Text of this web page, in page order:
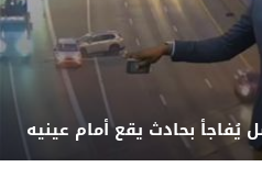
يُفاجأ بحادث يقع أمام عينيه